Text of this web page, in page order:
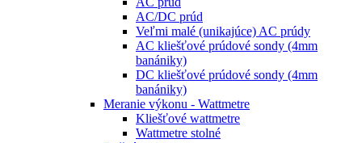
AC/DC prúd
Veľmi malé (unikajúce) AC prúdy
AC kliešťové prúdové sondy (4mm
banániky)
DC kliešťové prúdové sondy (4mm
banániky)
Meranie výkonu - Wattmetre
Kliešťové wattmetre
Wattmetre stolné